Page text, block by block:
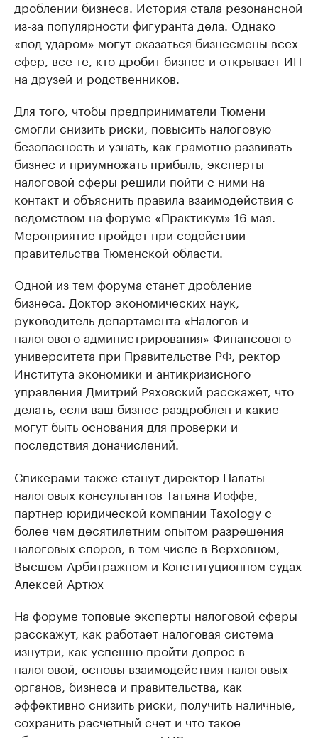
дроблении бизнеса. История стала резонансной
из-за популярности фигуранта дела. Однако
«под ударом» могут оказаться бизнесмены всех
сфер, все те, кто дробит бизнес и открывает ИП
на друзей и родственников.
Для того, чтобы предприниматели Тюмени
смогли снизить риски, повысить налоговую
безопасность и узнать, как грамотно развивать
бизнес и приумножать прибыль, эксперты
налоговой сферы решили пойти с ними на
контакт и объяснить правила взаимодействия с
ведомством на форуме «Практикум» 16 мая.
Мероприятие пройдет при содействии
правительства Тюменской области.
Одной из тем форума станет дробление
бизнеса. Доктор экономических наук,
руководитель департамента «Налогов и
налогового администрирования» Финансового
университета при Правительстве РФ, ректор
Института экономики и антикризисного
управления Дмитрий Ряховский расскажет, что
делать, если ваш бизнес раздроблен и какие
могут быть основания для проверки и
последствия доначислений.
Спикерами также станут директор Палаты
налоговых консультантов Татьяна Иоффе,
партнер юридической компании Taxology с
более чем десятилетним опытом разрешения
налоговых споров, в том числе в Верховном,
Высшем Арбитражном и Конституционном судах
Алексей Артюх
На форуме топовые эксперты налоговой сферы
расскажут, как работает налоговая система
изнутри, как успешно пройти допрос в
налоговой, основы взаимодействия налоговых
органов, бизнеса и правительства, как
эффективно снизить риски, получить наличные,
сохранить расчетный счет и что такое